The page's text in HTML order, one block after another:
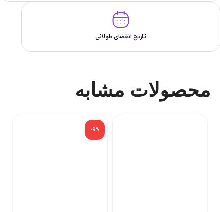
تاریخ انقضای طولانی
محصولات مشابه
-9%